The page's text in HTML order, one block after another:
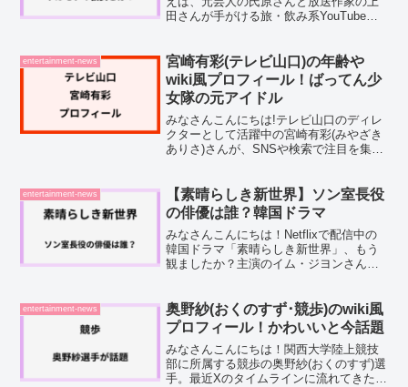
田さんが手がける旅・飲み系YouTubeチ
が、独特すぎるキャラクターで視聴者を
沼らせているんですよ...
entertainment-news
宮崎有彩(テレビ山口)の年齢や
wiki風プロフィール！ばってん少
女隊の元アイドル
みなさんこんにちは!テレビ山口のディレ
クターとして活躍中の宮崎有彩(みやざき
ありさ)さんが、SNSや検索で注目を集め
の明るい雰囲気と笑顔が印象的で、多く
の視聴者の心を...
entertainment-news
【素晴らしき新世界】ソン室長役
の俳優は誰？韓国ドラマ
みなさんこんにちは！Netflixで配信中の
韓国ドラマ「素晴らしき新世界」、もう
観ましたか？主演のイム・ジヨンさんと
たのが「ソン室長」の存在なんですよ
ね。財閥御曹司チャ...
entertainment-news
奥野紗(おくのすず･競歩)のwiki風
プロフィール！かわいいと今話題
みなさんこんにちは！関西大学陸上競技
部に所属する競歩の奥野紗(おくのすず)選
手。最近Xのタイムラインに流れてきたと